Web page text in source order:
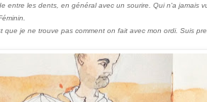
entre les dents, en général avec un sourire. Qui n'a jamais
que je ne trouve pas comment on fait avec mon ordi. Suis